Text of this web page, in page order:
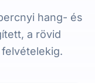
hang- és
a rövid